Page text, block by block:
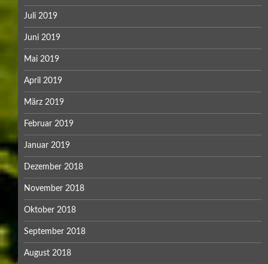
Juli 2019
Juni 2019
Mai 2019
April 2019
März 2019
Februar 2019
Januar 2019
Dezember 2018
November 2018
Oktober 2018
September 2018
August 2018